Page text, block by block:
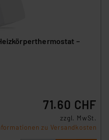
–
71.60 CHF
zzgl. MwSt.
zu Versandkosten